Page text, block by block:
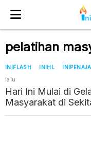
pelatihan
INIFLASH INIHL
lalu
Hari Ini Mulai di
Masyarakat di
Agar Tak Sekadar